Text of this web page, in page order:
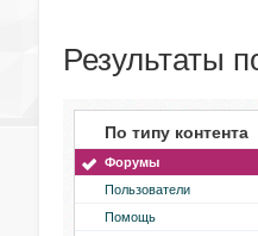
Результаты
По типу контента
Форумы
Пользователи
Помощь